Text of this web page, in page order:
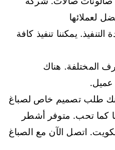
لعملائها
يمكننا تنفيذ كافة
المختلفة. هناك
عميل.
طلب تصميم خاص لصباغ
كما تحب. متوفر أشطر
اتصل الآن مع الصباغ